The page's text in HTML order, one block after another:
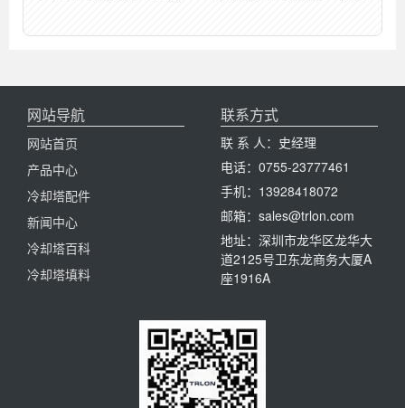
网站导航
网站首页
产品中心
冷却塔配件
新闻中心
冷却塔百科
冷却塔填料
联系方式
联 系 人：史经理
电话：0755-23777461
手机：13928418072
邮箱：sales@trlon.com
地址：深圳市龙华区龙华大
道2125号卫东龙商务大厦A
座1916A